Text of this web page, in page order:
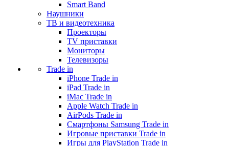
Smart Band
Наушники
ТВ и видеотехника
Проекторы
TV приставки
Мониторы
Телевизоры
Trade in
iPhone Trade in
iPad Trade in
iMac Trade in
Apple Watch Trade in
AirPods Trade in
Смартфоны Samsung Trade in
Игровые приставки Trade in
Игры для PlayStation Trade in